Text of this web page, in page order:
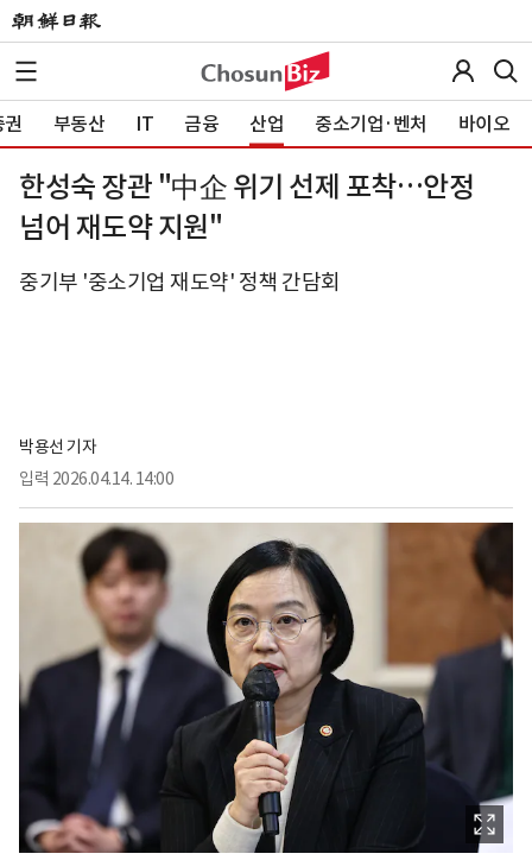
부동산 IT 금융 산업 중소기업·벤처 바이오
한성숙 장관 "中企 위기 선제 포착…안정
넘어 재도약 지원"
중기부 '중소기업 재도약' 정책 간담회
박용선 기자
입력 2026.04.14. 14:00